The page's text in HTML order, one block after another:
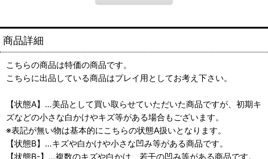
商品詳細
こちらの商品は特価の商品です。
こちらに出品している商品はプレイ用としてお考え下さい。
【状態A】…美品として買い取らせていただいた商品ですが、初期キ
ズなどの小さな白かけやキズ等がある場合もございます。
※表記が無い物は基本的にこちらの状態A扱いとなります。
【状態B】…キズや白かけや小さな凹み等がある商品です。
【状態B-】…複数のキズや白かけ、若干の凹み等がある商品です。